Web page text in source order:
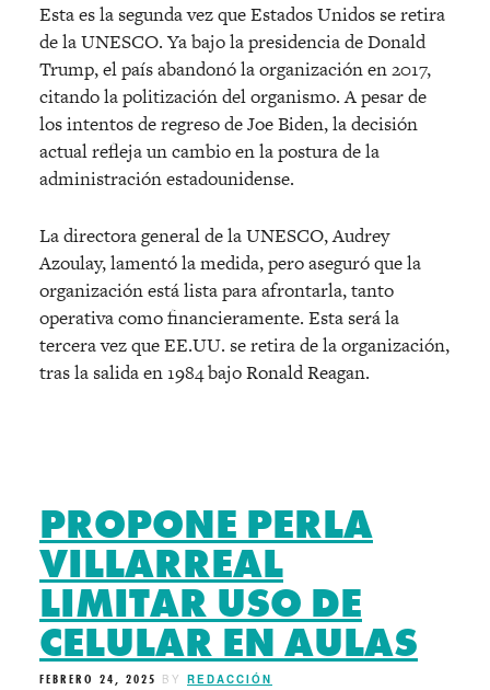
Esta es la segunda vez que Estados Unidos se retira
de la UNESCO. Ya bajo la presidencia de Donald
Trump, el país abandonó la organización en 2017,
citando la politización del organismo. A pesar de
los intentos de regreso de Joe Biden, la decisión
actual refleja un cambio en la postura de la
administración estadounidense.
La directora general de la UNESCO, Audrey
Azoulay, lamentó la medida, pero aseguró que la
organización está lista para afrontarla, tanto
operativa como financieramente. Esta será la
tercera vez que EE.UU. se retira de la organización,
tras la salida en 1984 bajo Ronald Reagan.
PROPONE PERLA
VILLARREAL
LIMITAR USO DE
CELULAR EN AULAS
FEBRERO 24, 2025 BY REDACCIÓN